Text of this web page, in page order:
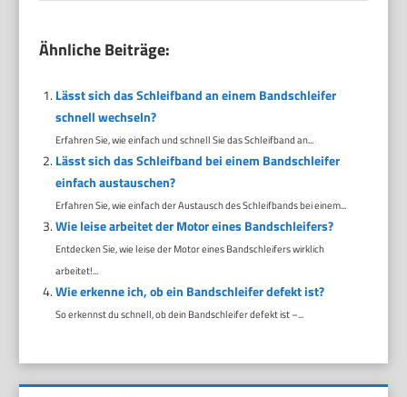
Ähnliche Beiträge:
Lässt sich das Schleifband an einem Bandschleifer
schnell wechseln?
Erfahren Sie, wie einfach und schnell Sie das Schleifband an...
Lässt sich das Schleifband bei einem Bandschleifer
einfach austauschen?
Erfahren Sie, wie einfach der Austausch des Schleifbands bei einem...
Wie leise arbeitet der Motor eines Bandschleifers?
Entdecken Sie, wie leise der Motor eines Bandschleifers wirklich
arbeitet!...
Wie erkenne ich, ob ein Bandschleifer defekt ist?
So erkennst du schnell, ob dein Bandschleifer defekt ist –...